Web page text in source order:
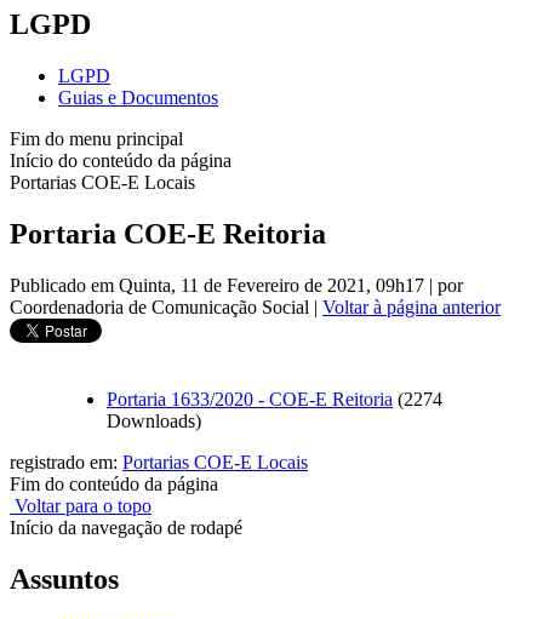
LGPD
LGPD
Guias e Documentos
Fim do menu principal
Início do conteúdo da página
Portarias COE-E Locais
Portaria COE-E Reitoria
Publicado em Quinta, 11 de Fevereiro de 2021, 09h17 | por
Coordenadoria de Comunicação Social | Voltar à página anterior
Portaria 1633/2020 - COE-E Reitoria (2274
Downloads)
registrado em: Portarias COE-E Locais
Fim do conteúdo da página
Voltar para o topo
Início da navegação de rodapé
Assuntos